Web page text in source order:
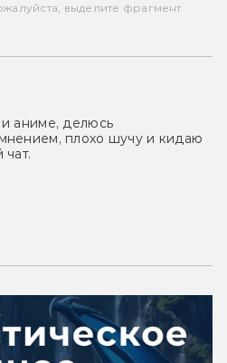
выделите фрагмент
аниме, делюсь
плохо шучу и кидаю